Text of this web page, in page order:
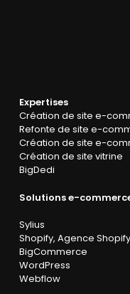
Expertises
Création de site e-
Refonte de site e-
Création de site e-
Création de site vitrine
BigDedi
Solutions e-
Sylius
Shopify, Agence
BigCommerce
WordPress
Webflow